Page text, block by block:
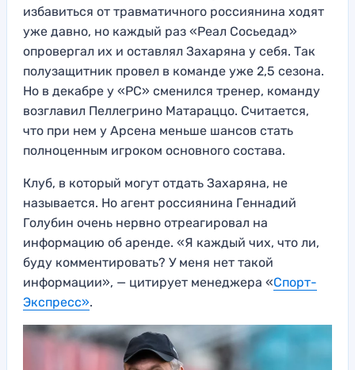
избавиться от травматичного россиянина ходят
уже давно, но каждый раз «Реал Сосьедад»
опровергал их и оставлял Захаряна у себя. Так
полузащитник провел в команде уже 2,5 сезона.
Но в декабре у «РС» сменился тренер, команду
возглавил Пеллегрино Матараццо. Считается,
что при нем у Арсена меньше шансов стать
полноценным игроком основного состава.
Клуб, в который могут отдать Захаряна, не
называется. Но агент россиянина Геннадий
Голубин очень нервно отреагировал на
информацию об аренде. «Я каждый чих, что ли,
буду комментировать? У меня нет такой
информации», — цитирует менеджера «Спорт-
Экспресс».